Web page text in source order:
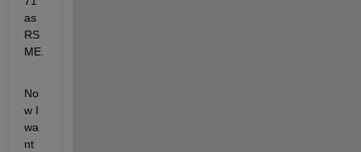
as
RS
ME.
No
w I
wa
nt